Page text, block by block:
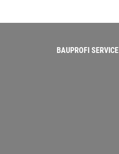
BAUPROFI SERVICE